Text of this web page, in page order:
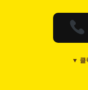
▼ 클